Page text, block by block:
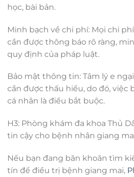
học, bài bản.
Minh bạch về chi phí: Mọi chi
cần được thông báo rõ ràng,
quy định của pháp luật.
Bảo mật thông tin: Tâm lý e
cần được thấu hiểu, do đó, việc
cá nhân là điều bắt buộc.
H3: Phòng khám đa khoa Thủ
tin cậy cho bệnh nhân giang
Nếu bạn đang băn khoăn tìm
tín để điều trị bệnh giang mai,